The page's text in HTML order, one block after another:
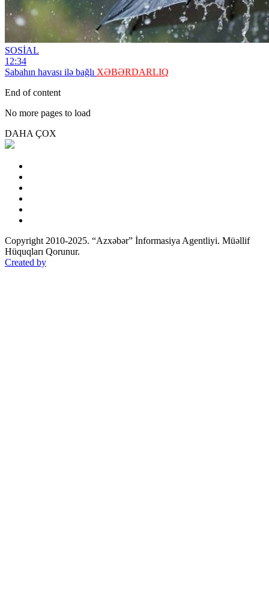
SOSİAL
12:34
Sabahın havası ilə bağlı XƏBƏRDARLIQ
End of content
No more pages to load
DAHA ÇOX
Copyright 2010-2025. “Azxəbər” İnformasiya Agentliyi. Müəllif
Hüquqları Qorunur.
Created by